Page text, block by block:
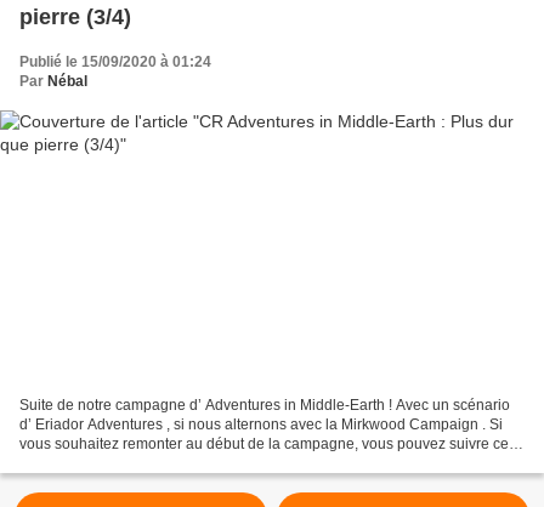
pierre (3/4)
Publié le 15/09/2020 à 01:24
Par Nébal
Suite de notre campagne d’ Adventures in Middle-Earth ! Avec un scénario
d’ Eriador Adventures , si nous alternons avec la Mirkwood Campaign . Si
vous souhaitez remonter au début de la campagne, vous pouvez suivre ce